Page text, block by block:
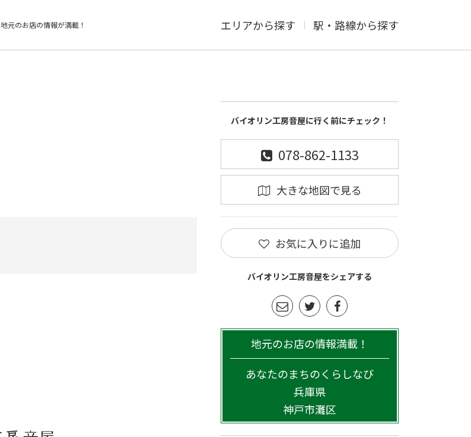
地元のお店の情報が満載！ エリアから探す 駅・路線から探す
バイオリン工房音屋に行く前にチェック！
078-862-1133
大きな地図で見る
お気に入りに追加
バイオリン工房音屋をシェアする
地元のお店の情報満載！
あなたのまちのくらしなび
兵庫県
神戸市灘区